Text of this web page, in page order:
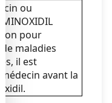
ou
pour
maladies
il est
avant la